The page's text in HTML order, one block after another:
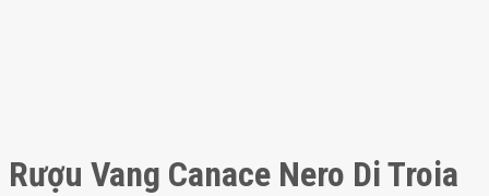
Rượu Vang Canace Nero Di Troia